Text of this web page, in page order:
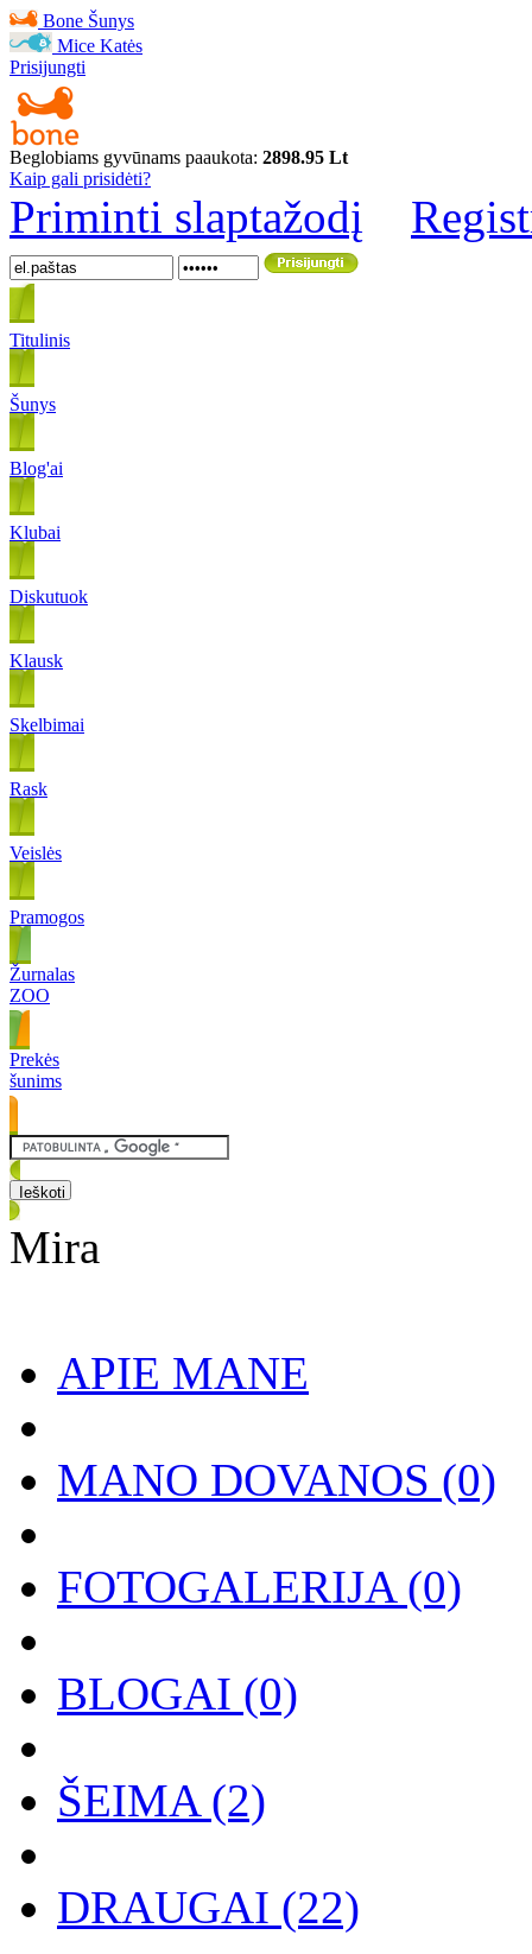
Bone Šunys
Mice Katės
Prisijungti
Beglobiams gyvūnams paaukota: 2898.95 Lt
Kaip gali prisidėti?
Priminti slaptažodį
Titulinis
Šunys
Blog'ai
Klubai
Diskutuok
Klausk
Skelbimai
Rask
Veislės
Pramogos
Žurnalas
ZOO
Prekės
šunims
Mira
APIE MANE
MANO DOVANOS (0)
FOTOGALERIJA(0)
BLOGAI (0)
ŠEIMA(2)
DRAUGAI (22)